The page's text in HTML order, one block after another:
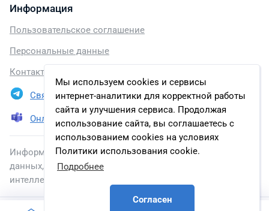
Мы используем cookies и сервисы
интернет-аналитики для корректной работы
сайта и улучшения сервиса. Продолжая
использование сайта, вы соглашаетесь с
использованием cookies на условиях
Политики использования cookie.
Подробнее
Согласен
Информация
Пользовательское соглашение
Персональные данные
Контакты
Связаться в Telegram
Онлайн презентация
Информация, размещенная на сайте, включена в базу
данных, зарегистрированную в Федеральной службе по
интеллектуальной собственности.